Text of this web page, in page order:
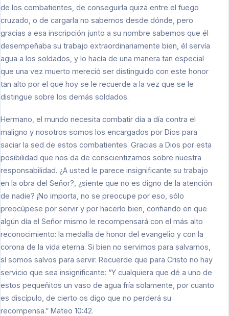
de los combatientes, de conseguirla quizá entre el fuego
cruzado, o de cargarla no sabemos desde dónde, pero
gracias a esa inscripción junto a su nombre sabemos que él
desempeñaba su trabajo extraordinariamente bien, él servía
agua a los soldados, y lo hacía de una manera tan especial
que una vez muerto mereció ser distinguido con este honor
tan alto por el que hoy se le recuerde a la vez que se le
distingue sobre los demás soldados.
Hermano, el mundo necesita combatir día a día contra el
maligno y nosotros somos los encargados por Dios para
saciar la sed de estos combatientes. Gracias a Dios por esta
posibilidad que nos da de conscientizarnos sobre nuestra
responsabilidad. ¿A usted le parece insignificante su trabajo
en la obra del Señor?, ¿siente que no es digno de la atención
de nadie? ¡No importa, no se preocupe por eso, sólo
preocúpese por servir y por hacerlo bien, confiando en que
algún día el Señor mismo le recompensará con el más alto
reconocimiento: la medalla de honor del evangelio y con la
corona de la vida eterna. Si bien no servimos para salvarnos,
sí somos salvos para servir. Recuerde que para Cristo no hay
servicio que sea insignificante: “Y cualquiera que dé a uno de
estos pequeñitos un vaso de agua fría solamente, por cuanto
es discípulo, de cierto os digo que no perderá su
recompensa.” Mateo 10:42.